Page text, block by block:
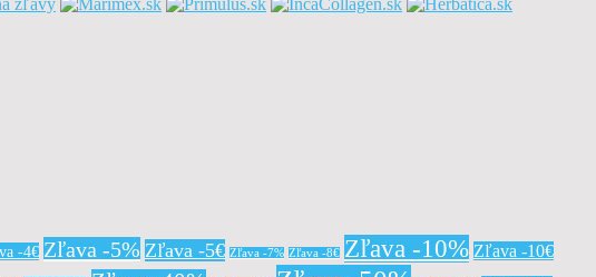
-4€ Zľava -5% Zľava -5€ Zľava -7% Zľava -8€ Zľava -10% Zľava -10€